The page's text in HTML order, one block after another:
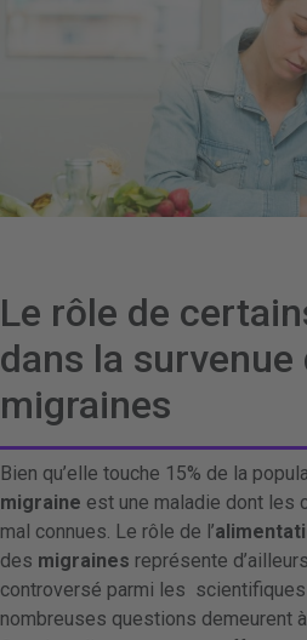
Le rôle de
dans la survenue
migraines
Bien qu’elle touche 15% de la
migraine est une maladie dont les
mal connues. Le rôle de l’
des migraines représente
controversé parmi les
nombreuses questions demeurent